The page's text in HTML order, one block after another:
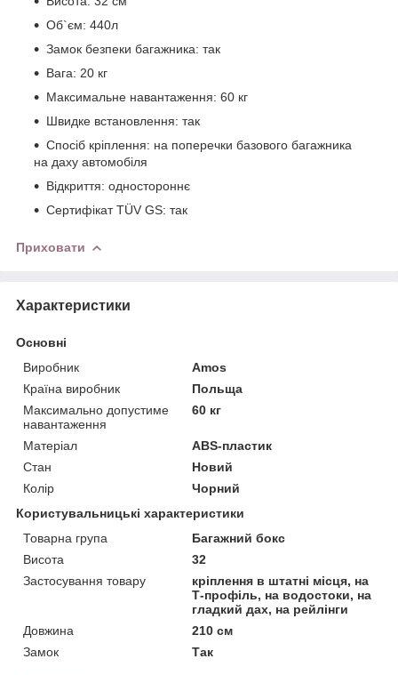
Об`єм: 440л
Замок безпеки багажника: так
Вага: 20 кг
Максимальне навантаження: 60 кг
Швидке встановлення: так
Спосіб кріплення: на поперечки базового багажника
на даху автомобіля
Відкриття: одностороннє
Сертифікат TÜV GS: так
Приховати
Характеристики
Основні
Виробник
Amos
Країна виробник
Польща
Максимально допустиме
навантаження
60 кг
Матеріал
ABS-пластик
Стан
Новий
Колір
Чорний
Користувальницькі характеристики
Товарна група
Багажний бокс
Висота
32
Застосування товару
кріплення в штатні місця, на
Т-профіль, на водостоки, на
гладкий дах, на рейлінги
Довжина
210 см
Замок
Так